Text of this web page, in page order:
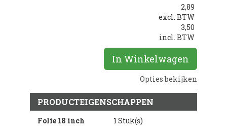
2,89
excl. BTW
3,50
incl. BTW
In Winkelwagen
Opties bekijken
PRODUCTEIGENSCHAPPEN
Folie 18 inch 1 Stuk(s)